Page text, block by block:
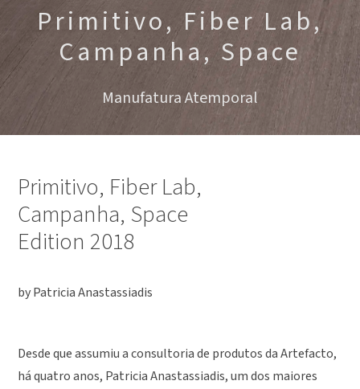
Primitivo, Fiber Lab,
Campanha, Space
Manufatura Atemporal
Primitivo, Fiber Lab,
Campanha, Space
Edition 2018
by Patricia Anastassiadis
Desde que assumiu a consultoria de produtos da Artefacto,
há quatro anos, Patricia Anastassiadis, um dos maiores